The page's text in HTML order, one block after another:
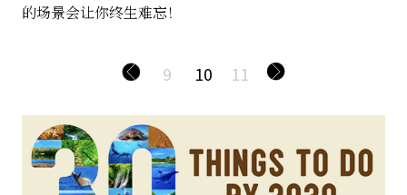
的场景会让你终生难忘！
9 10 11